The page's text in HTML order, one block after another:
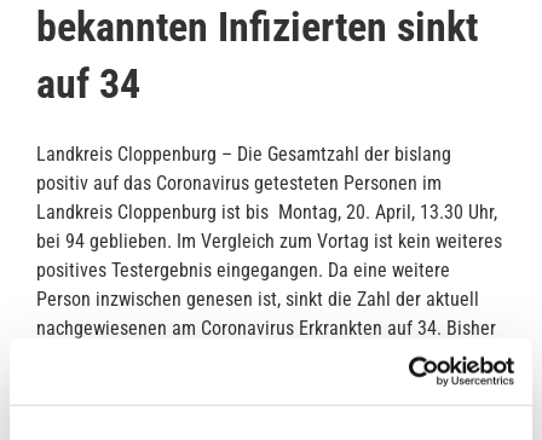
bekannten Infizierten sinkt
auf 34
Landkreis Cloppenburg – Die Gesamtzahl der bislang
positiv auf das Coronavirus getesteten Personen im
Landkreis Cloppenburg ist bis Montag, 20. April, 13.30 Uhr,
bei 94 geblieben. Im Vergleich zum Vortag ist kein weiteres
positives Testergebnis eingegangen. Da eine weitere
Person inzwischen genesen ist, sinkt die Zahl der aktuell
nachgewiesenen am Coronavirus Erkrankten auf 34. Bisher
gibt es im Kreisgebiet keinen Covid-19-Todesfall.
Anzahl aller positiv